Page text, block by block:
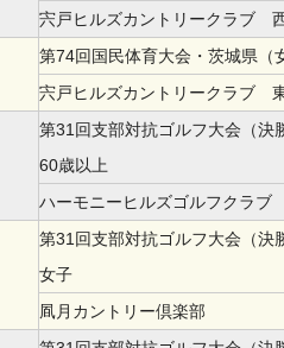
宍戸ヒルズカントリークラブ
第74回国民体育大会・茨城県（
宍戸ヒルズカントリークラブ
第31回支部対抗ゴルフ大会（決
60歳以上
ハーモニーヒルズゴルフクラブ
第31回支部対抗ゴルフ大会（決
女子
凮月カントリー倶楽部